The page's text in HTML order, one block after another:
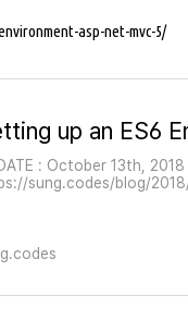
asp-net-mvc-5/
: October 13th,
sung.codes/blog/